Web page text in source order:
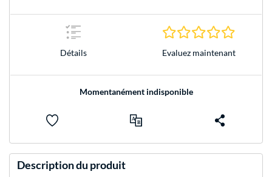
Détails Evaluez maintenant
Momentanément indisponible
Description du produit